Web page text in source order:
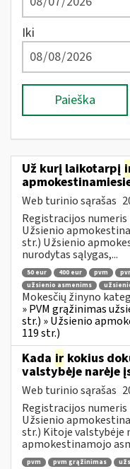
Iki
Paieška
Už kurį laikotarpį
Web turinio sąrašas
Registracijos
Užsienio
str.) Užsienio
nurodytas sąlygas,...
50 eur 400 eur pvm
užsienio asmenims
Mokesčių žinyno
» PVM grąžinimas
str.) » Užsienio
119 str.)
Kada ir kokius
valstybėje narėje
Web turinio sąrašas
Registracijos
Užsienio
str.) Kitoje valstybėje
apmokestinamojo
pvm pvm grąžinimas